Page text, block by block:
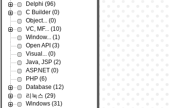
Delphi (96)
C Builder (0)
Object... (0)
VC, MF... (10)
Window... (1)
Open API (3)
Visual... (0)
Java, JSP (2)
ASP.NET (0)
PHP (6)
Database (12)
리눅스 (29)
Windows (31)